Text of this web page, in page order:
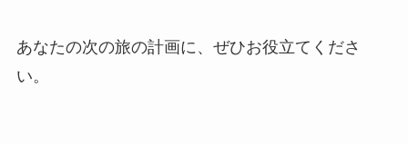
あなたの次の旅の計画に、ぜひお役立てくださ
い。